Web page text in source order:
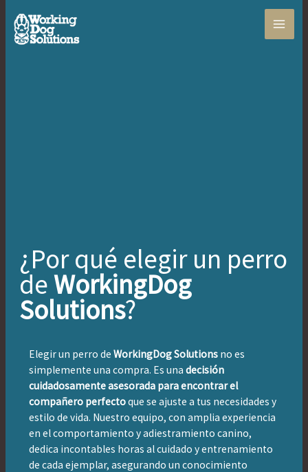
contenido
¿Por qué elegir un perro
deWorkingDog
Solutions?
Elegir un perro deWorkingDog Solutions no es
simplemente una compra. Es unadecisión
cuidadosamente asesorada para encontrar el
compañero perfectoque se ajuste a tus necesidades y
estilo de vida. Nuestro equipo, con amplia experiencia
en el comportamiento y adiestramiento canino,
dedica incontables horas al cuidado y entrenamiento
de cada ejemplar, asegurando un conocimiento